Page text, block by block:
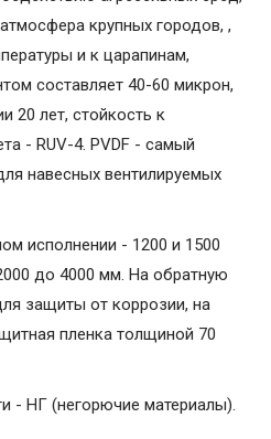
крупных городов, ,
и к царапинам,
составляет 40-60 микрон,
20 лет, стойкость к
- RUV-4. PVDF - самый
навесных вентилируемых
исполнении - 1200 и 1500
до 4000 мм. На обратную
защиты от коррозии, на
пленка толщиной 70
- НГ (негорючие материалы).